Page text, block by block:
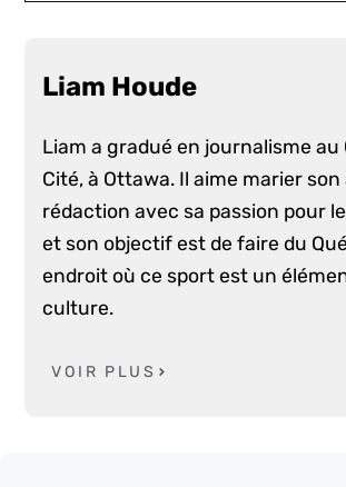
Liam Houde
Liam a gradué en journalisme au
Cité, à Ottawa. Il aime marier son
rédaction avec sa passion pour
et son objectif est de faire du
endroit où ce sport est un
culture.
VOIR PLUS